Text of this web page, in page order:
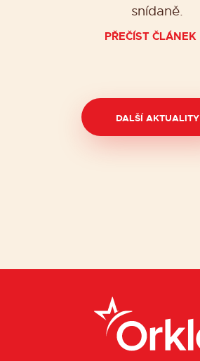
snídaně.
PŘEČÍST ČLÁNEK
DALŠÍ AKTUALITY